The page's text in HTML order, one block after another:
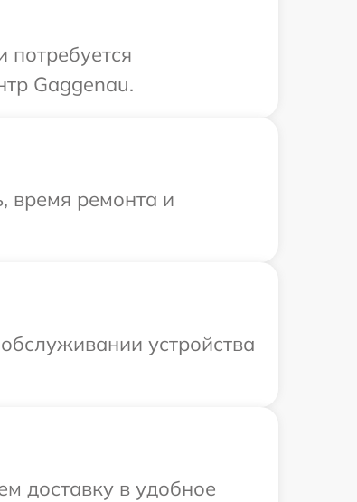
потребуется
Gaggenau.
время ремонта и
устройства
доставку в удобное